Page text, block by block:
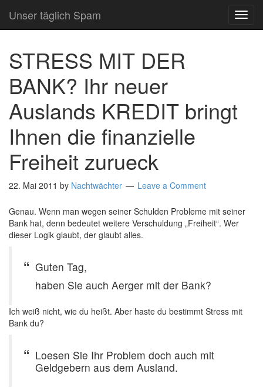
Unser täglich Spam
STRESS MIT DER
BANK? Ihr neuer
Auslands KREDIT bringt
Ihnen die finanzielle
Freiheit zurueck
22. Mai 2011 by Nachtwächter Leave a Comment
Genau. Wenn man wegen seiner Schulden Probleme mit seiner
Bank hat, denn bedeutet weitere Verschuldung „Freiheit“. Wer
dieser Logik glaubt, der glaubt alles.
Guten Tag,
haben Sie auch Aerger mit der Bank?
Ich weiß nicht, wie du heißt. Aber haste du bestimmt Stress mit
Bank du?
Loesen Sie Ihr Problem doch auch mit
Geldgebern aus dem Ausland.